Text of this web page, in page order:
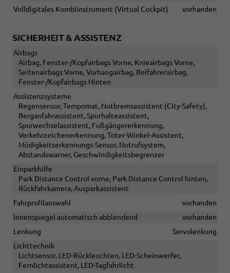
Volldigitales Kombiinstrument (Virtual Cockpit)
vorhanden
SICHERHEIT & ASSISTENZ
Airbags
Airbag, Fenster-/Kopfairbags Vorne, Knieairbags Vorne,
Seitenairbags Vorne, Vorhangairbag, Beifahrerairbag,
Fenster-/Kopfairbags Hinten
Assistenzsysteme
Regensensor, Tempomat, Notbremsassistent (City-Safety),
Berganfahrassistent, Spurhalteassistent,
Spurwechselassistent, Fußgängererkennung,
Verkehrzeichenerkennung, Toter-Winkel-Assistent,
Müdigkeitserkennungs-Sensor, Notrufsystem,
Abstandswarner, Geschwindigkeitsbegrenzer
Einparkhilfe
Park Distance Control vorne, Park Distance Control hinten,
Rückfahrkamera, Ausparkassistent
Fahrprofilauswahl
vorhanden
Innenspiegel automatisch abblendend
vorhanden
Lenkung
Servolenkung
Lichttechnik
Lichtsensor, LED-Rückleuchten, LED-Scheinwerfer,
Fernlichtassistent, LED-Tagfahrlicht